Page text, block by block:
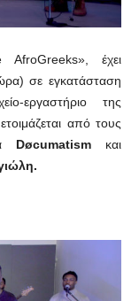
έχει
σε εγκατάσταση
εργαστήριο της
από τους
Døcumatism και